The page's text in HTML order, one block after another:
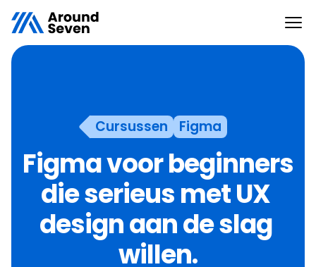
Cursussen Figma
Figma voor beginners
die serieus met UX
design aan de slag
willen.